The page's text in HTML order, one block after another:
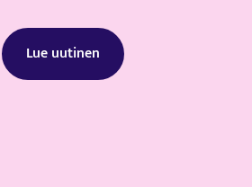
Lue uutinen